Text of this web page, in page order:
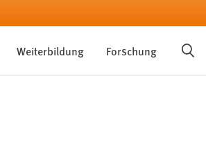
Weiterbildung Forschung